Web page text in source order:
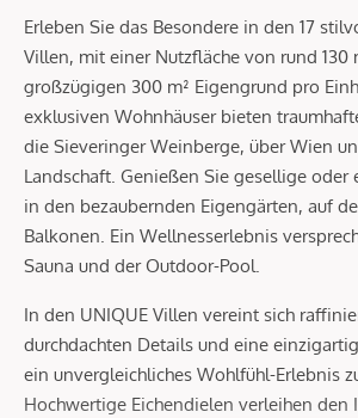
Erleben Sie das Besondere in den 17
Villen, mit einer Nutzfläche von rund 130
großzügigen 300 m² Eigengrund pro
exklusiven Wohnhäuser bieten
die Sieveringer Weinberge, über Wien
Landschaft. Genießen Sie gesellige oder
in den bezaubernden Eigengärten, auf
Balkonen. Ein Wellnesserlebnis
Sauna und der Outdoor-Pool.
In den UNIQUE Villen vereint sich
durchdachten Details und eine
ein unvergleichliches Wohlfühl-Erlebnis
Hochwertige Eichendielen verleihen den